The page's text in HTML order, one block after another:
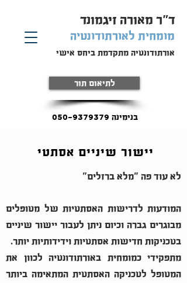
ד"ר מאורה זיגמונד
מומחית לאורתודונטיה
אורתודונטיה מתקדמת ביחס אישי
בנימינה 050-9379379
לתיאום תור
לא עוד פה "מלא ברזלים"
המודעות לדרישות האסתטיות של מטופלים
מבוגרים גברה וכיום ניתן לעבור יישור שיניים
בטכניקות חדישות אסתטיות וידידותיות יותר.
מתפקידי כמומחית באורתודונטיה לכוון את
המטופל לטכניקה האסתטית המתאימה ביותר
יישור שיניים אסתטי